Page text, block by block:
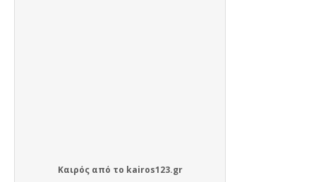
Καιρόςαπό το kairos123.gr